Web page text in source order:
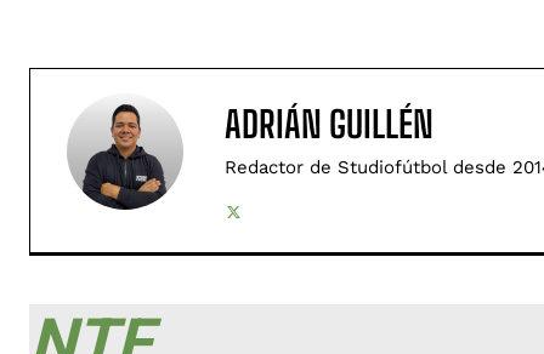
ADRIÁN GUILLÉN
Redactor de Studiofútbol desde